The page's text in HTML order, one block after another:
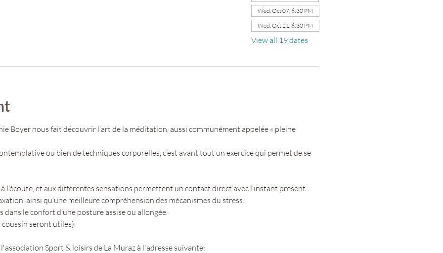
Wed, Oct 07, 6:30 PM
Wed, Oct 21, 6:30 PM
View all 19 dates
Boyer nous fait découvrir l’art de la méditation, aussi communément appelée « pleine
ou bien de techniques corporelles, c’est avant tout un exercice qui permet de se
l’écoute, et aux différentes sensations permettent un contact direct avec l’instant présent.
ainsi qu’une meilleure compréhension des mécanismes du stress.
le confort d’une posture assise ou allongée.
seront utiles).
Sport & loisirs de La Muraz à l'adresse suivante: